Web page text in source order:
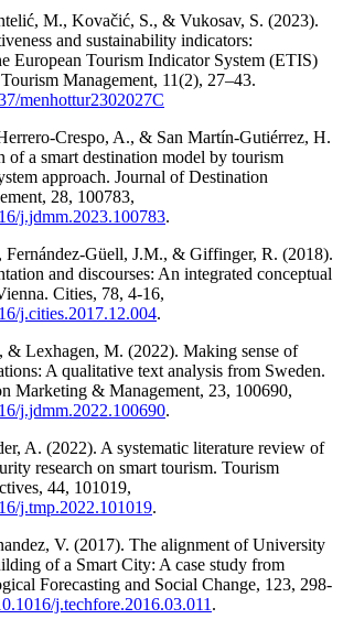
M., Kovačić, S., & Vukosav, S. (2023).
and sustainability indicators:
European Tourism Indicator System (ETIS)
Management, 11(2), 27–43.
menhottur2302027C
Crespo, A., & San Martín-Gutiérrez, H.
of a smart destination model by tourism
approach. Journal of Destination
28, 100783,
j.jdmm.2023.100783.
Fernández-Güell, J.M., & Giffinger, R. (2018).
and discourses: An integrated conceptual
Cities, 78, 4-16,
j.cities.2017.12.004.
& Lexhagen, M. (2022). Making sense of
A qualitative text analysis from Sweden.
Marketing & Management, 23, 100690,
j.jdmm.2022.100690.
A. (2022). A systematic literature review of
research on smart tourism. Tourism
44, 101019,
j.tmp.2022.101019.
V. (2017). The alignment of University
of a Smart City: A case study from
Forecasting and Social Change, 123, 298-
j.techfore.2016.03.011 .